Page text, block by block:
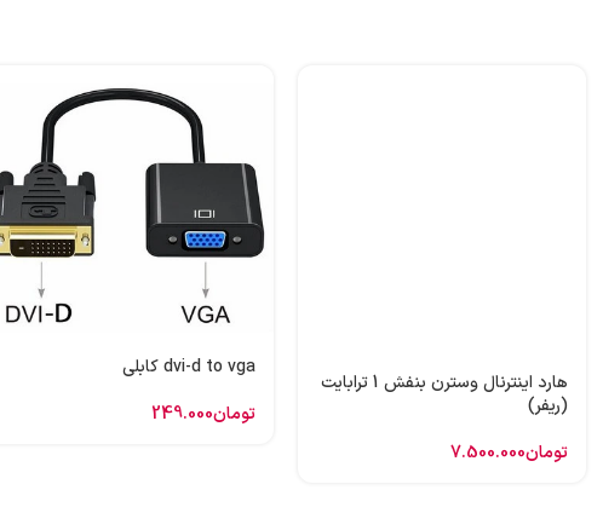
هارد اینترنال وسترن بنفش 1 ترابایت
(ریفر)
تومان7.500.000
dvi-d to vga کابلی
تومان249.000